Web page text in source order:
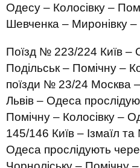
Одесу – Колосівку –
Шевченка – Миронівку –
Поїзд № 223/224 Київ –
Подільськ – Помічну –
поїзди № 23/24 Москва
Львів – Одеса
Помічну – Колосівку –
145/146 Київ – Ізмаїл
Одеса прослідують